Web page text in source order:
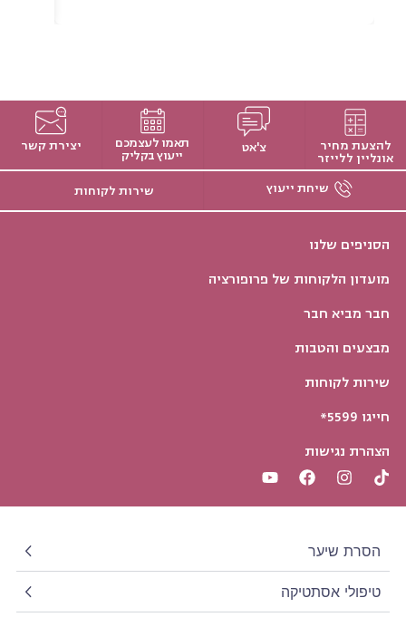
להצעת מחיר
אונליין ללייזר
צ'אט תאמו לעצמכם
ייעוץ בקליק
יצירת קשר
שיחת ייעוץ שירות לקוחות
הסניפים שלנו
מועדון הלקוחות של פרופורציה
חבר מביא חבר
מבצעים והטבות
שירות לקוחות
חייגו 5599*
הצהרת נגישות
הסרת שיער
טיפולי אסתטיקה
הסכמתך לתנאי זה.
מאשרת